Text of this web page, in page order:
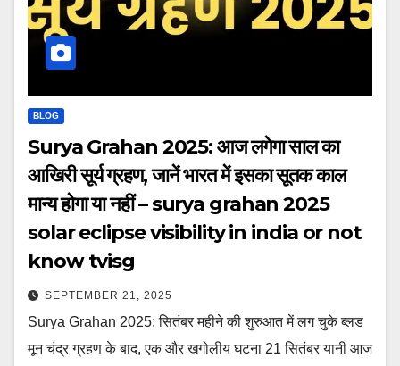
BLOG
Surya Grahan 2025: आज लगेगा साल का
आखिरी सूर्य ग्रहण, जानें भारत में इसका सूतक काल
मान्य होगा या नहीं – surya grahan 2025
solar eclipse visibility in india or not
know tvisg
SEPTEMBER 21, 2025
Surya Grahan 2025: सितंबर महीने की शुरुआत में लग चुके ब्लड
मून चंद्र ग्रहण के बाद, एक और खगोलीय घटना 21 सितंबर यानी आज